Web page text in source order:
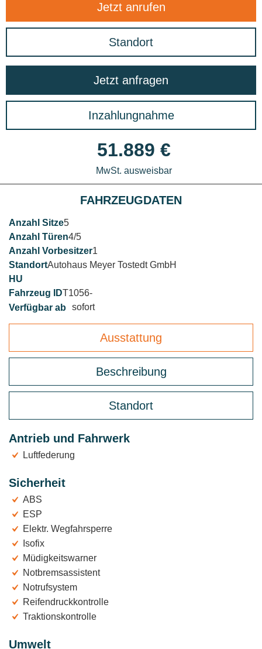
Jetzt anrufen
Standort
51.889 €
MwSt. ausweisbar
Jetzt anfragen
Inzahlungnahme
FAHRZEUGDATEN
5
4/5
1
Autohaus Meyer Tostedt GmbH
T1056-
sofort
Ausstattung
Beschreibung
Standort
Antrieb und Fahrwerk
Luftfederung
Sicherheit
ABS
ESP
Elektr. Wegfahrsperre
Isofix
Müdigkeitswarner
Notbremsassistent
Notrufsystem
Reifendruckkontrolle
Traktionskontrolle
Umwelt